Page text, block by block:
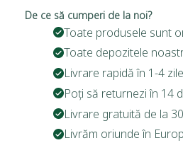
De ce să cumperi de la noi?
Toate produsele sunt
Toate depozitele
Livrare rapidă în 1-4
Poți să returnezi în 14
Livrare gratuită de la
Livrăm oriunde în